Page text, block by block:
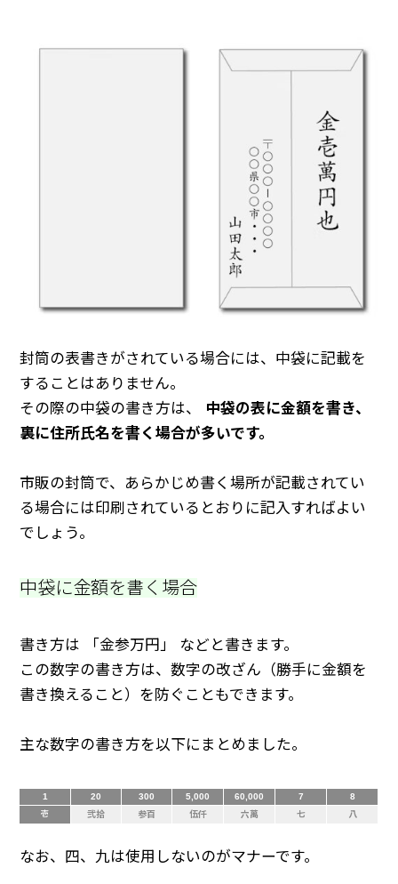
封筒の表書きがされている場合には、中袋に記載を
することはありません。
その際の中袋の書き方は、 中袋の表に金額を書き、
裏に住所氏名を書く場合が多いです。
市販の封筒で、あらかじめ書く場所が記載されてい
る場合には印刷されているとおりに記入すればよい
でしょう。
中袋に金額を書く場合
書き方は 「金参万円」 などと書きます。
この数字の書き方は、数字の改ざん（勝手に金額を
書き換えること）を防ぐこともできます。
主な数字の書き方を以下にまとめました。
1 20 300 5,000 60,000 7 8
壱 弐拾 参百 伍仟 六萬 七 八
なお、四、九は使用しないのがマナーです。